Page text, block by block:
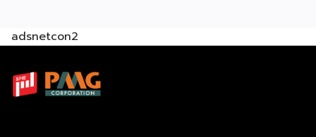
นั้น มีรายละเอียดสำคัญหลายประการที่ต้องทำความเข้าใจให้
ข้อมูลพื้นฐานที่จำเป็นต่อการเตรียมตัวกันก่อนว่ามีประเด็นใดบ้าง
ที่เราต้องศึกษาให้รอบคอบ การลงทุนทองคำ คืออะไร G H
adsnetcon2